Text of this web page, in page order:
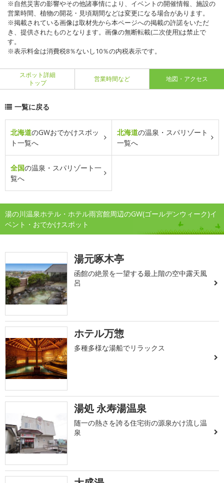
※自然災害の影響やその他諸事情により、イベントの開催情報、施設の
営業時間、植物の開花・見頃期間などは変更になる場合があります。
※掲載されている画像は取材先から本ページへの掲載の許諾をいただ
き、提供されたものとなります。画像の無断転載(二次使用)は禁止で
す。
※表示料金は消費税8％ないし10％の内税表示です。
スポット詳細
トップ
営業時間など 地図・アクセス
一覧に戻る
北海道のGWおでかけスポッ
ト一覧へ
北海道の温泉・スパリゾート
一覧へ
全国の温泉・スパリゾート一
覧へ
湯の川温泉ホテル・ホテル雨宮館周辺のGW(ゴールデンウィーク)イ
ベント・おでかけスポット
湯元啄木亭
函館の絶景を一望する最上階の空中露天風
呂
ホテル万惣
多種多様な湯船でリラックス
湯処 永寿湯温泉
随一の熱さを誇る住宅街の源泉かけ流し温
泉